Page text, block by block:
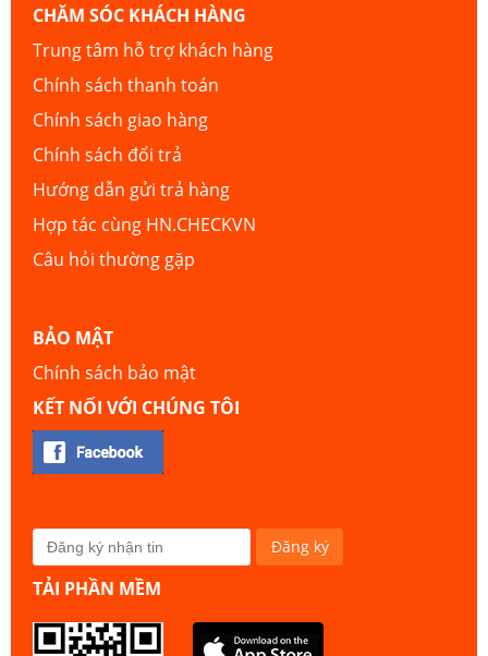
CHĂM SÓC KHÁCH HÀNG
Trung tâm hỗ trợ khách hàng
Chính sách thanh toán
Chính sách giao hàng
Chính sách đổi trả
Hướng dẫn gửi trả hàng
Hợp tác cùng HN.CHECKVN
Câu hỏi thường gặp
BẢO MẬT
Chính sách bảo mật
KẾT NỐI VỚI CHÚNG TÔI
TẢI PHẦN MỀM